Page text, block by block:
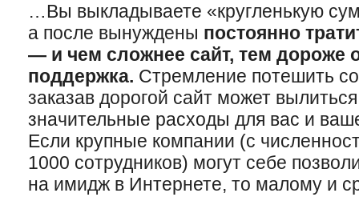
…Вы выкладываете «кругленькую
а после вынуждены постоянно
— и чем сложнее сайт, тем дороже
поддержка. Стремление потешить
заказав дорогой сайт может
значительные расходы для вас и
Если крупные компании (с
1000 сотрудников) могут себе
на имидж в Интернете, то малому и